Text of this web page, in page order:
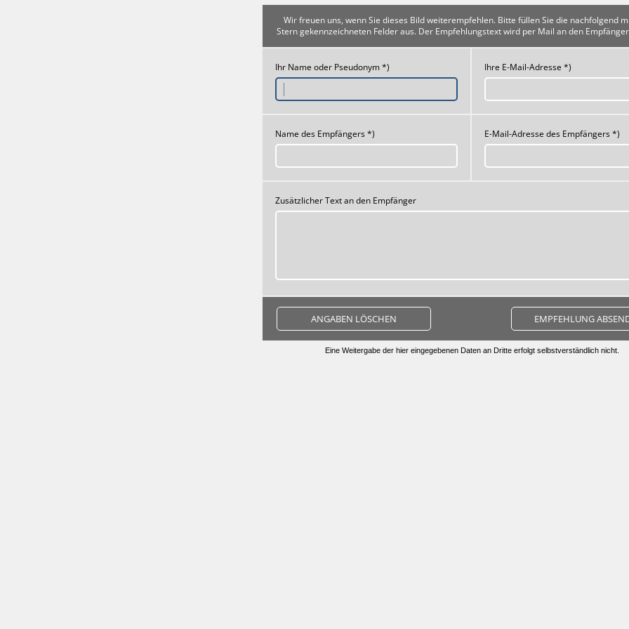
Wir freuen uns, wenn Sie dieses Bild weiterempfehlen. Bitte füllen Sie die nachfolgend
Stern gekennzeichneten Felder aus. Der Empfehlungstext wird per Mail an den
Ihr Name oder Pseudonym *) Ihre E-Mail-Adresse *)
Name des Empfängers *) E-Mail-Adresse des Empfängers *)
Zusätzlicher Text an den Empfänger
ANGABEN LÖSCHEN EMPFEHLUNG
Eine Weitergabe der hier eingegebenen Daten an Dritte erfolgt selbstverständlich nicht.